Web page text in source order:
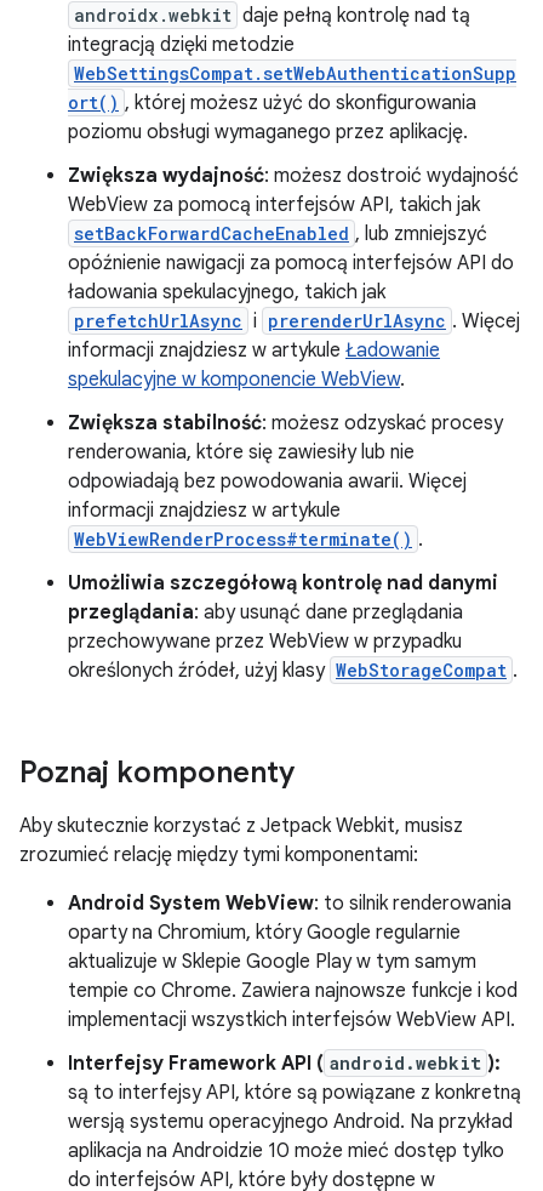
androidx.webkit daje pełną kontrolę nad tą
integracją dzięki metodzie
WebSettingsCompat.setWebAuthenticationSupp
ort() , której możesz użyć do skonfigurowania
poziomu obsługi wymaganego przez aplikację.
Zwiększa wydajność: możesz dostroić wydajność
WebView za pomocą interfejsów API, takich jak
setBackForwardCacheEnabled , lub zmniejszyć
opóźnienie nawigacji za pomocą interfejsów API do
ładowania spekulacyjnego, takich jak
prefetchUrlAsync i prerenderUrlAsync . Więcej
informacji znajdziesz w artykule Ładowanie
spekulacyjne w komponencie WebView.
Zwiększa stabilność: możesz odzyskać procesy
renderowania, które się zawiesiły lub nie
odpowiadają bez powodowania awarii. Więcej
informacji znajdziesz w artykule
WebViewRenderProcess#terminate() .
Umożliwia szczegółową kontrolę nad danymi
przeglądania: aby usunąć dane przeglądania
przechowywane przez WebView w przypadku
określonych źródeł, użyj klasy WebStorageCompat .
Poznaj komponenty
Aby skutecznie korzystać z Jetpack Webkit, musisz
zrozumieć relację między tymi komponentami:
Android System WebView: to silnik renderowania
oparty na Chromium, który Google regularnie
aktualizuje w Sklepie Google Play w tym samym
tempie co Chrome. Zawiera najnowsze funkcje i kod
implementacji wszystkich interfejsów WebView API.
Interfejsy Framework API ( android.webkit ):
są to interfejsy API, które są powiązane z konkretną
wersją systemu operacyjnego Android. Na przykład
aplikacja na Androidzie 10 może mieć dostęp tylko
do interfejsów API, które były dostępne w